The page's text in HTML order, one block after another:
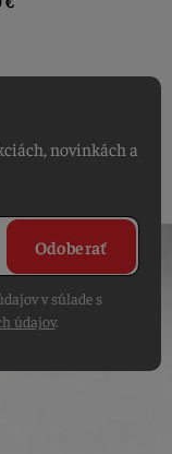
novinkách a
Odoberať
v súlade s
údajov.